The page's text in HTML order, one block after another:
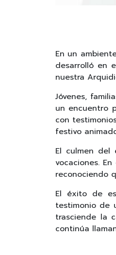
En un
desarrolló en
nuestra
Jóvenes,
un encuentro
con
festivo
El culmen del
vocaciones.
reconociendo
El éxito de
testimonio de
trasciende la
continúa